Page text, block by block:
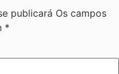
publicará Os campos
*